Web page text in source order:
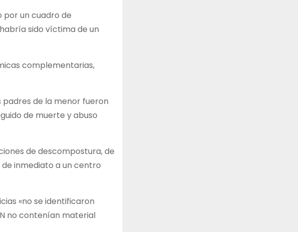
por un cuadro de
sido víctima de un
complementarias,
padres de la menor fueron
de muerte y abuso
de descompostura, de
inmediato a un centro
«no se identificaron
no contenían material